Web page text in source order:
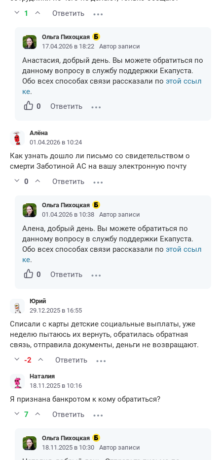
1
Ответить
Ольга Пихоцкая
17.04.2026 в 18:22
Автор записи
Анастасия, добрый день. Вы можете обратиться по
данному вопросу в службу поддержки Екапуста.
Обо всех способах связи рассказали по этой ссыл
ке.
0
Ответить
Алёна
01.04.2026 в 10:24
Как узнать дошло ли письмо со свидетельством о
смерти Заботиной АС на вашу электронную почту
0
Ответить
Ольга Пихоцкая
01.04.2026 в 10:38
Автор записи
Алена, добрый день. Вы можете обратиться по
данному вопросу в службу поддержки Екапуста.
Обо всех способах связи рассказали по этой ссыл
ке.
0
Ответить
Юрий
29.12.2025 в 16:55
Списали с карты детские социальные выплаты, уже
неделю пытаюсь их вернуть, обратилась обратная
связь, отправила документы, деньги не возвращают.
-2
Ответить
Наталия
18.11.2025 в 10:16
Я признана банкротом к кому обратиться?
7
Ответить
Ольга Пихоцкая
18.11.2025 в 10:30
Автор записи